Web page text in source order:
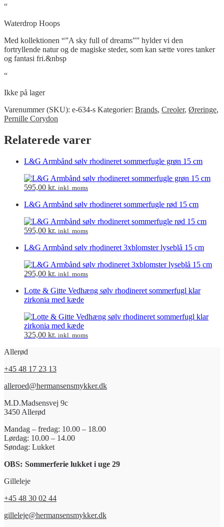
“
Waterdrop Hoops
Med kollektionen “”A sky full of dreams”” hylder vi den
fortryllende natur og de magiske steder, som kan sætte vores tanker
og fantasi fri.&nbsp
“
Ikke på lager
Varenummer (SKU): e-634-s Kategorier: Brands, Creoler, Øreringe,
Pernille Corydon
Relaterede varer
L&G Armbånd sølv rhodineret sommerfugle grøn 15 cm
595,00 kr. inkl. moms
L&G Armbånd sølv rhodineret sommerfugle rød 15 cm
595,00 kr. inkl. moms
L&G Armbånd sølv rhodineret 3xblomster lyseblå 15 cm
295,00 kr. inkl. moms
Lotte & Gitte Vedhæng sølv rhodineret sommerfugl klar
zirkonia med kæde
325,00 kr. inkl. moms
Allerød
+45 48 17 23 13
alleroed@hermansensmykker.dk
M.D.Madsensvej 9c
3450 Allerød
Mandag – fredag: 10.00 – 18.00
Lørdag: 10.00 – 14.00
Søndag: Lukket
OBS: Sommerferie lukket i uge 29
Gilleleje
+45 48 30 02 44
gilleleje@hermansensmykker.dk